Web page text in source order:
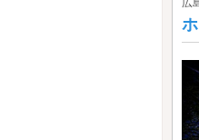
広